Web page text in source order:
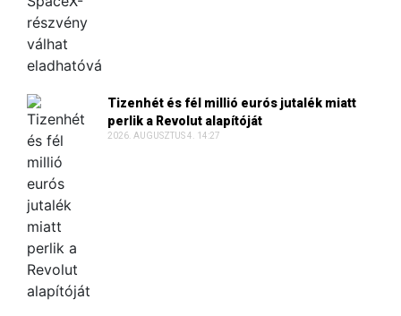
Tizenhét és fél millió eurós jutalék miatt
perlik a Revolut alapítóját
2026. AUGUSZTUS 4. 14:27